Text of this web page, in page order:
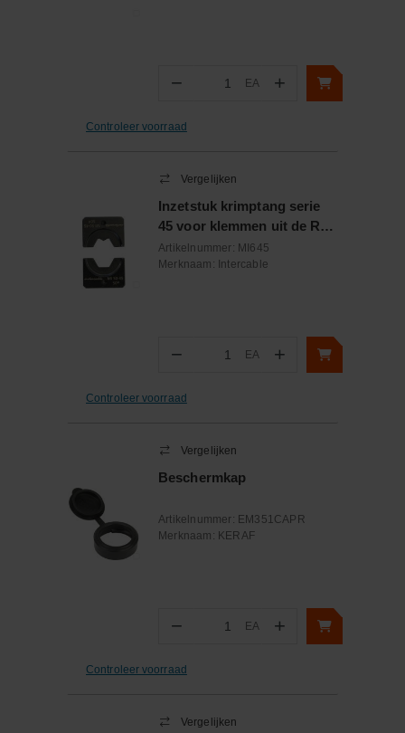
− Aantal
EA +
Controleer voorraad
Vergelijken
Inzetstuk krimptang serie
45 voor klemmen uit de R-
serie van 6 mm²
Artikelnummer: MI645
Merknaam: Intercable
− Aantal
EA +
Controleer voorraad
Vergelijken
Beschermkap
Artikelnummer: EM351CAPR
Merknaam: KERAF
− Aantal
EA +
Controleer voorraad
Vergelijken